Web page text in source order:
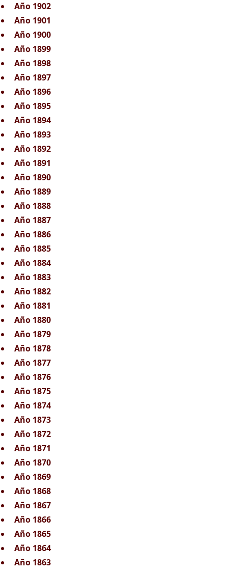
Año 1902
Año 1901
Año 1900
Año 1899
Año 1898
Año 1897
Año 1896
Año 1895
Año 1894
Año 1893
Año 1892
Año 1891
Año 1890
Año 1889
Año 1888
Año 1887
Año 1886
Año 1885
Año 1884
Año 1883
Año 1882
Año 1881
Año 1880
Año 1879
Año 1878
Año 1877
Año 1876
Año 1875
Año 1874
Año 1873
Año 1872
Año 1871
Año 1870
Año 1869
Año 1868
Año 1867
Año 1866
Año 1865
Año 1864
Año 1863